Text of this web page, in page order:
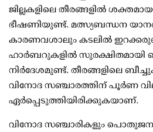
ജില്ലകളിലെ തീരങ്ങളില്‍
ഭീഷണിയുണ്ട്. മത്സ്യബന്ധന
കാരണവശാലും കടലില്‍
ഹാര്‍ബറുകളില്‍ സുരക്ഷിതമായി
നിര്‍ദേശമുണ്ട്. തീരങ്ങളിലെ
വിനോദ സഞ്ചാരത്തിന് പൂര്‍ണ
ഏര്‍പ്പെടുത്തിയിരിക്കുകയാണ്.
വിനോദ സഞ്ചാരികളും